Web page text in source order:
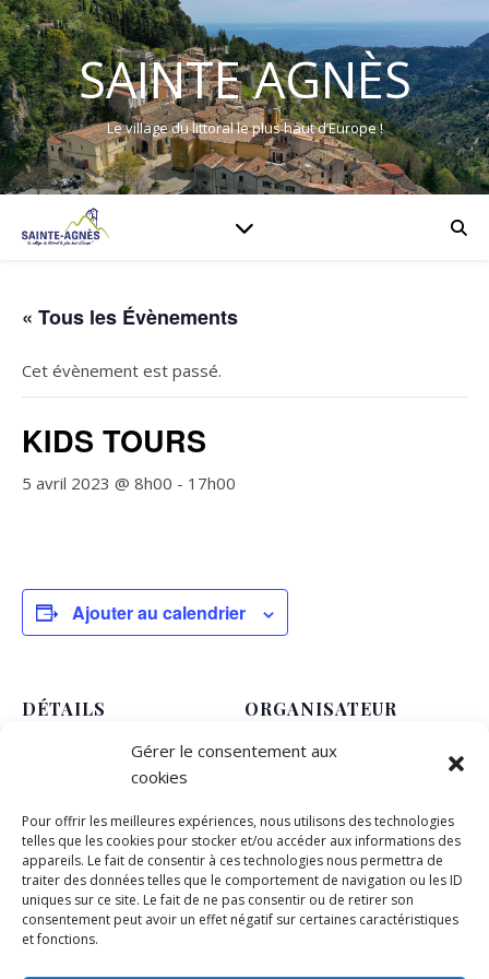
Gérer le consentement aux
cookies
Pour offrir les meilleures expériences, nous utilisons des technologies
telles que les cookies pour stocker et/ou accéder aux informations des
appareils. Le fait de consentir à ces technologies nous permettra de
traiter des données telles que le comportement de navigation ou les ID
uniques sur ce site. Le fait de ne pas consentir ou de retirer son
consentement peut avoir un effet négatif sur certaines caractéristiques
et fonctions.
SAINTE AGNÈS
Le village du littoral le plus haut d’Europe !
« Tous les Évènements
Cet évènement est passé.
KIDS TOURS
5 avril 2023 @ 8h00 - 17h00
Ajouter au calendrier
DÉTAILS
8h00 - 17h00
LIEU
Dans la cour de l’école Charles Imbert
AVENUE ST MICHEL + Google Map
ORGANISATEUR
COMMUNE DE SAINTE